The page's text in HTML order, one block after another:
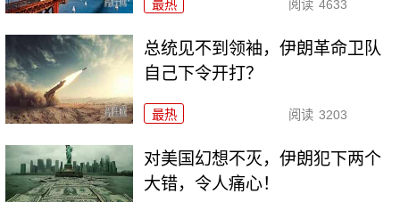
最热 阅读 4633
总统见不到领袖，伊朗革命卫队
自己下令开打？
最热 阅读 3203
对美国幻想不灭，伊朗犯下两个
大错，令人痛心！